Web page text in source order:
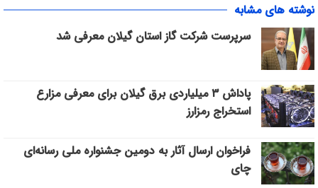
نوشته های مشابه
سرپرست شرکت گاز استان گیلان معرفی شد
پاداش ۳ میلیاردی برق گیلان برای معرفی مزارع
استخراج رمزارز
فراخوان ارسال آثار به دومین جشنواره ملی رسانه‌ای
چای